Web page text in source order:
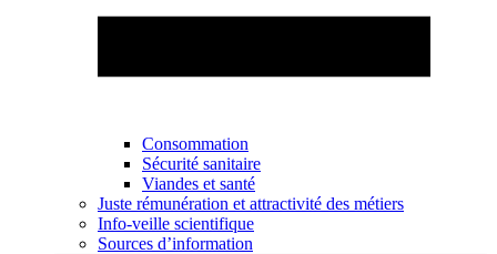
Consommation
Sécurité sanitaire
Viandes et santé
Juste rémunération et attractivité des métiers
Info-veille scientifique
Sources d’information